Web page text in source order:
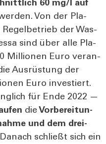
60 mg/l auf
Von der Pla­
Regel­be­trieb der Was­
sind über alle Pla­
Mil­lio­nen Euro ver­an­
Aus­rüs­tung der
Euro inves­tiert.
für Ende 2022 —
die Vor­be­rei­tun­
und dem drei­
schließt sich ein